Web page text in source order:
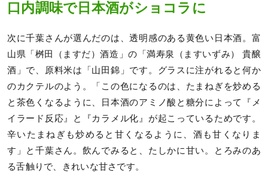
口内調味で日本酒がショコラに
次に千葉さんが選んだのは、透明感のある黄色い日本酒。富
山県「桝田（ますだ）酒造」の「満寿泉（ますいずみ） 貴醸
酒」で、原料米は「山田錦」です。グラスに注がれると何か
のカクテルのよう。「この色になるのは、たまねぎを炒める
と茶色くなるように、日本酒のアミノ酸と糖分によって『メ
イラード反応』と『カラメル化』が起こっているためです。
辛いたまねぎも炒めると甘くなるように、酒も甘くなりま
す」と千葉さん。飲んでみると、たしかに甘い。とろみのあ
る舌触りで、きれいな甘さです。